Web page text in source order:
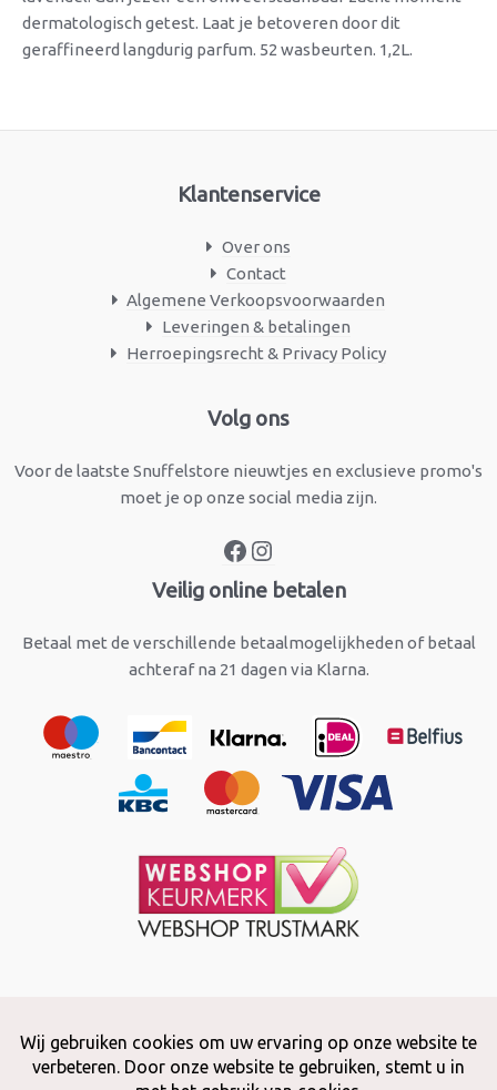
dermatologisch getest. Laat je betoveren door dit
geraffineerd langdurig parfum. 52 wasbeurten. 1,2L.
Klantenservice
Over ons
Contact
Algemene Verkoopsvoorwaarden
Leveringen & betalingen
Herroepingsrecht & Privacy Policy
Volg ons
Voor de laatste Snuffelstore nieuwtjes en exclusieve promo's
moet je op onze social media zijn.
Facebook
Veilig online betalen
Betaal met de verschillende betaalmogelijkheden of betaal
achteraf na 21 dagen via Klarna.
Copyright © 2026 Snuffelstore